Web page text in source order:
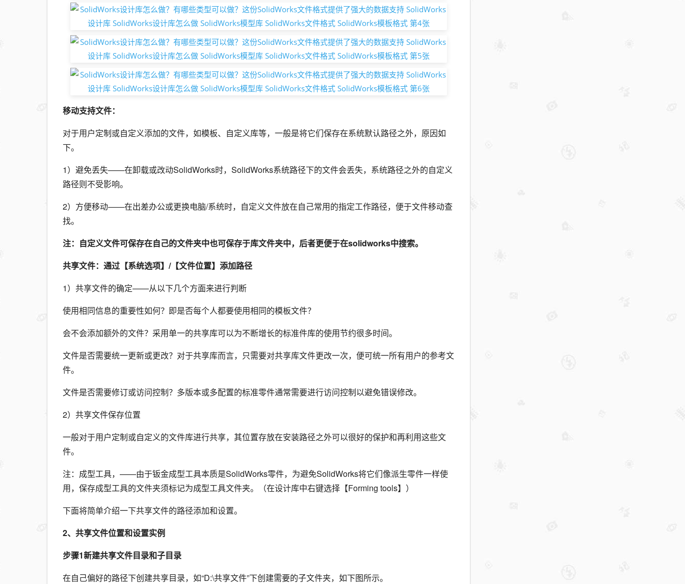
移动支持文件：
对于用户定制或自定义添加的文件，如模板、自定义库等，一般是将它们保存在系统默认路径之外，原因如
下。
1）避免丢失——在卸载或改动SolidWorks时，SolidWorks系统路径下的文件会丢失，系统路径之外的自定义
路径则不受影响。
2）方便移动——在出差办公或更换电脑/系统时，自定义文件放在自己常用的指定工作路径，便于文件移动查
找。
注：自定义文件可保存在自己的文件夹中也可保存于库文件夹中，后者更便于在solidworks中搜索。
共享文件：通过【系统选项】/【文件位置】添加路径
1）共享文件的确定——从以下几个方面来进行判断
使用相同信息的重要性如何？即是否每个人都要使用相同的模板文件？
会不会添加额外的文件？采用单一的共享库可以为不断增长的标准件库的使用节约很多时间。
文件是否需要统一更新或更改？对于共享库而言，只需要对共享库文件更改一次，便可统一所有用户的参考文
件。
文件是否需要修订或访问控制？多版本或多配置的标准零件通常需要进行访问控制以避免错误修改。
2）共享文件保存位置
一般对于用户定制或自定义的文件库进行共享，其位置存放在安装路径之外可以很好的保护和再利用这些文
件。
注：成型工具，——由于钣金成型工具本质是SolidWorks零件，为避免SolidWorks将它们像派生零件一样使
用，保存成型工具的文件夹须标记为成型工具文件夹。（在设计库中右键选择【Forming tools】）
下面将简单介绍一下共享文件的路径添加和设置。
2、共享文件位置和设置实例
步骤1新建共享文件目录和子目录
在自己偏好的路径下创建共享目录，如“D:\共享文件”下创建需要的子文件夹，如下图所示。